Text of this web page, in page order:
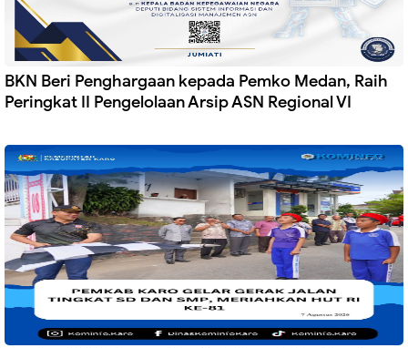
BKN Beri Penghargaan kepada Pemko Medan, Raih
Peringkat II Pengelolaan Arsip ASN Regional VI